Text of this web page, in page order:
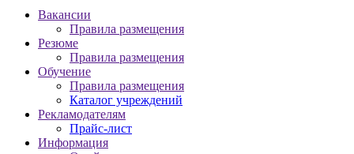
Вакансии
Правила размещения
Резюме
Правила размещения
Обучение
Правила размещения
Каталог учреждений
Рекламодателям
Прайс-лист
Информация